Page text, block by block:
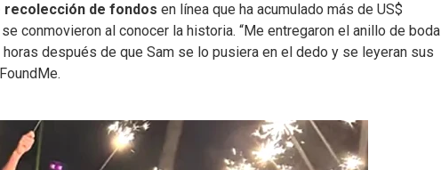
recolección de fondos en línea que ha acumulado más de US$
conmovieron al conocer la historia. “Me entregaron el anillo de boda
después de que Sam se lo pusiera en el dedo y se leyeran sus